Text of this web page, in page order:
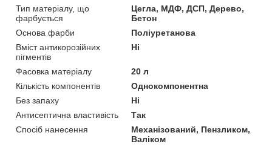
Тип матеріалу, що
фарбується
Цегла, МДФ, ДСП, Дерево,
Бетон
Основа фарби
Поліуретанова
Вміст антикорозійних
пігментів
Ні
Фасовка матеріалу
20 л
Кількість компонентів
Однокомпонентна
Без запаху
Ні
Антисептична властивість
Так
Спосіб нанесення
Механізований, Пензликом,
Валіком